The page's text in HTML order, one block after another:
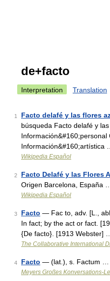
de+facto
Interpretation Translation
1 Facto delafé y las flores
búsqueda Facto delafé y
Información&#160;artística …
Wikipedia Español
2 Facto Delafé y las Flores
Origen Barcelona, España …
Wikipedia Español
3 Facto — Fac to, adv. [L.,
In fact; by the act or fact.
{De facto}. [1913 Webster] …
The Collaborative International
4 Facto — (lat.), s. Factum …
Meyers Großes Konversations-